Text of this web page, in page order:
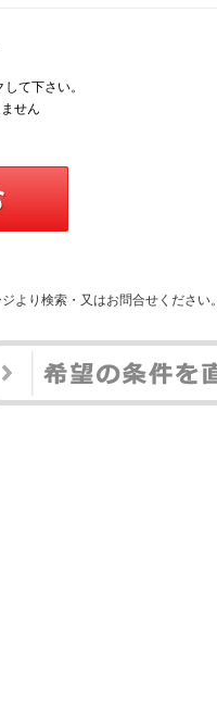
て下さい。
せん
より検索・又はお問合せください。